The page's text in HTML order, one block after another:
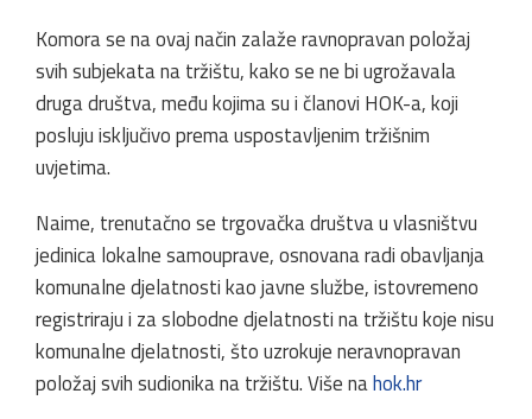
Komora se na ovaj način zalaže ravnopravan položaj
svih subjekata na tržištu, kako se ne bi ugrožavala
druga društva, među kojima su i članovi HOK-a, koji
posluju isključivo prema uspostavljenim tržišnim
uvjetima.
Naime, trenutačno se trgovačka društva u vlasništvu
jedinica lokalne samouprave, osnovana radi obavljanja
komunalne djelatnosti kao javne službe, istovremeno
registriraju i za slobodne djelatnosti na tržištu koje nisu
komunalne djelatnosti, što uzrokuje neravnopravan
položaj svih sudionika na tržištu. Više nahok.hr